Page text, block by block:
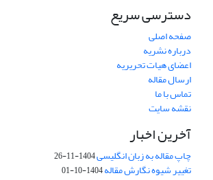
دسترسی سریع
صفحه اصلی
درباره نشریه
اعضای هیات تحریریه
ارسال مقاله
تماس با ما
نقشه سایت
آخرین اخبار
چاپ مقاله به زبان انگلیسی1404-11-26
تغییر شیوه نگارش مقاله1404-10-01